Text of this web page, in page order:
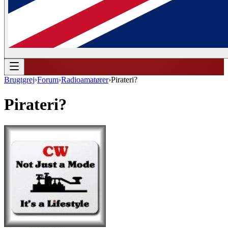
Brugtgrej›Forum›Radioamatører›Pirateri?
Pirateri?